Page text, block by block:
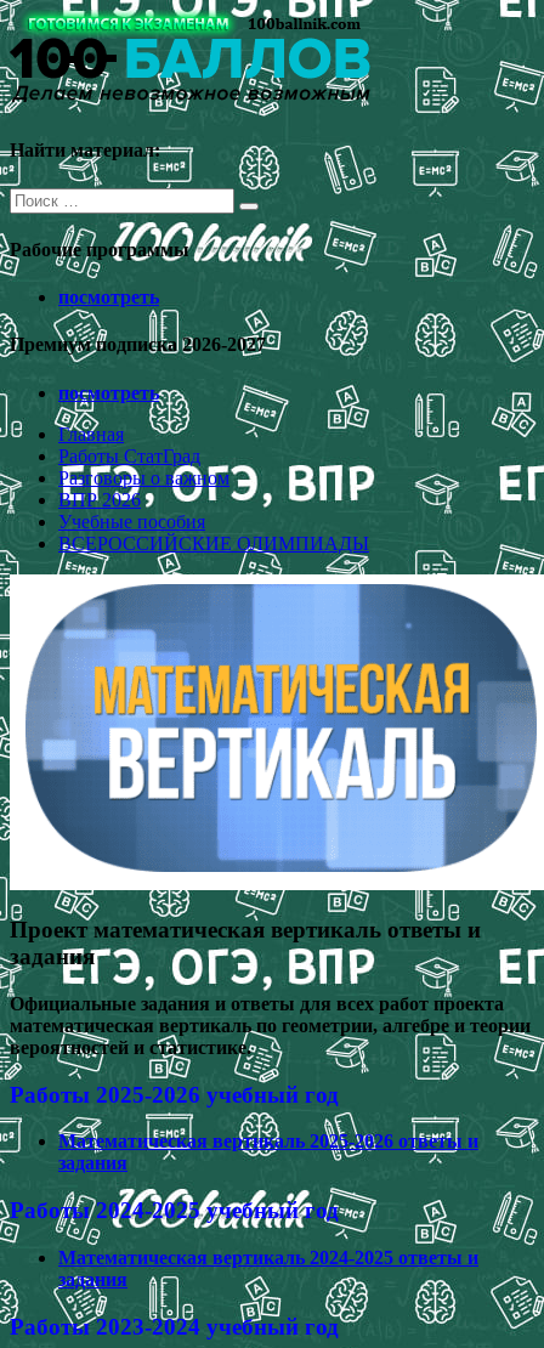
Перейти
к
содержимому
Найти материал:
Поиск
для:
Рабочие программы
посмотреть
Премиум подписка 2026-2027
посмотреть
Главная
Работы СтатГрад
Разговоры о важном
ВПР 2026
Учебные пособия
ВСЕРОССИЙСКИЕ ОЛИМПИАДЫ
Проект математическая вертикаль ответы и
задания
Официальные задания и ответы для всех работ проекта
математическая вертикаль по геометрии, алгебре и теории
вероятностей и статистике.
Работы 2025-2026 учебный год
Математическая вертикаль 2025-2026 ответы и
задания
Работы 2024-2025 учебный год
Математическая вертикаль 2024-2025 ответы и
задания
Работы 2023-2024 учебный год